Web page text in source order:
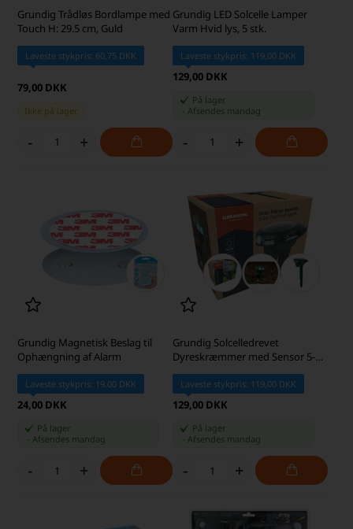
Grundig Trådløs Bordlampe med
Touch H: 29.5 cm, Guld
Laveste stykpris: 60,75 DKK
79,00 DKK
Ikke på lager
- +
Grundig LED Solcelle Lamper
Varm Hvid lys, 5 stk.
Laveste stykpris: 119,00 DKK
129,00 DKK
På lager
Afsendes mandag
- +
Grundig Magnetisk Beslag til
Ophængning af Alarm
Laveste stykpris: 19,00 DKK
24,00 DKK
På lager
-Afsendes mandag
- +
Grundig Solcelledrevet
Dyreskræmmer med Sensor 5-
8m, Grøn
Laveste stykpris: 119,00 DKK
129,00 DKK
På lager
Afsendes mandag
- +